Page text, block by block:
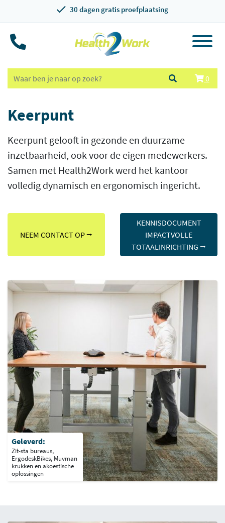
30 dagen gratis proefplaatsing
0
Keerpunt
Keerpunt gelooft in gezonde en duurzame
inzetbaarheid, ook voor de eigen medewerkers.
Samen met Health2Work werd het kantoor
volledig dynamisch en ergonomisch ingericht.
NEEM CONTACT OP ⭢
KENNISDOCUMENT
IMPACTVOLLE
TOTAALINRICHTING ⭢
Geleverd:
Zit-sta bureaus,
ErgodeskBikes, Muvman
krukken en akoestische
oplossingen